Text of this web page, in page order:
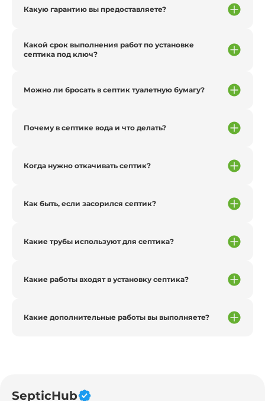
Какую гарантию вы предоставляете?
Какой срок выполнения работ по установке
септика под ключ?
Можно ли бросать в септик туалетную бумагу?
Почему в септике вода и что делать?
Когда нужно откачивать септик?
Как быть, если засорился септик?
Какие трубы используют для септика?
Какие работы входят в установку септика?
Какие дополнительные работы вы выполняете?
SepticHub